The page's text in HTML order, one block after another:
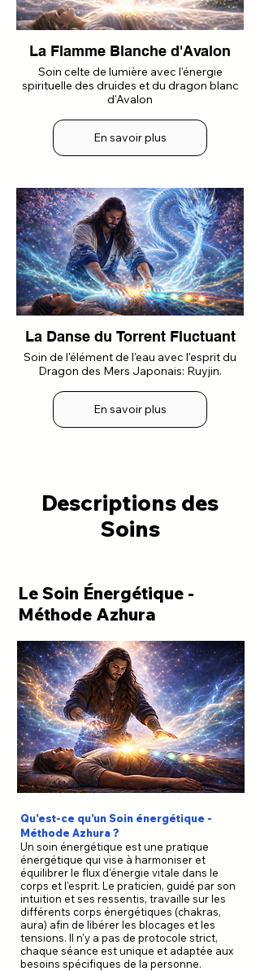
La Flamme Blanche d'Avalon
Soin celte de lumière avec l'énergie
spirituelle des druides et du dragon blanc
d'Avalon
En savoir plus
La Danse du Torrent Fluctuant
Soin de l'élément de l'eau avec l'esprit du
Dragon des Mers Japonais: Ruyjin.
En savoir plus
Descriptions des
Soins
Le Soin Énergétique -
Méthode Azhura
Qu'est-ce qu'un Soin énergétique -
Méthode Azhura ?
Un soin énergétique est une pratique
énergétique qui vise à harmoniser et
équilibrer le flux d'énergie vitale dans le
corps et l'esprit. Le praticien, guidé par son
intuition et ses ressentis, travaille sur les
différents corps énergétiques (chakras,
aura) afin de libérer les blocages et les
tensions. Il n'y a pas de protocole strict,
chaque séance est unique et adaptée aux
besoins spécifiques de la personne.